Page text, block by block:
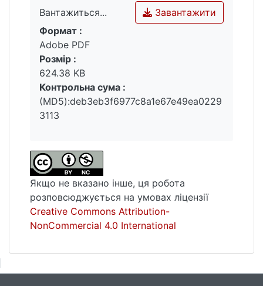
Вантажиться...
Вантажиться...
Завантажити
Формат :
Adobe PDF
Розмір :
624.38 KB
Контрольна сума :
(MD5):deb3eb3f6977c8a1e67e49ea0229
3113
Якщо не вказано інше, ця робота
розповсюджується на умовах ліцензії
Creative Commons Attribution-
NonCommercial 4.0 International